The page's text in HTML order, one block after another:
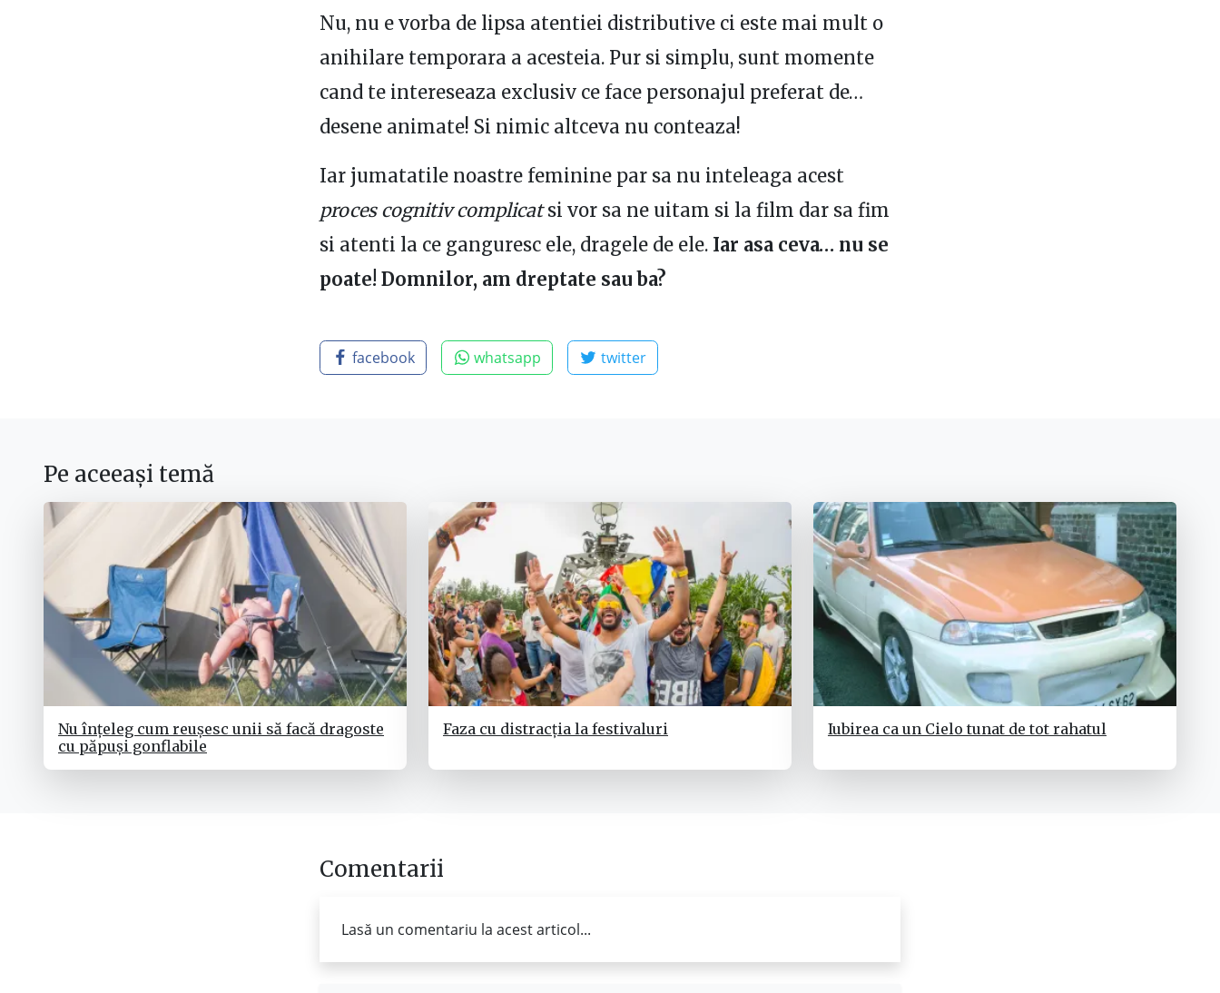
Nu, nu e vorba de lipsa atentiei distributive ci este mai mult o
anihilare temporara a acesteia. Pur si simplu, sunt momente
cand te intereseaza exclusiv ce face personajul preferat de…
desene animate! Si nimic altceva nu conteaza!
Iar jumatatile noastre feminine par sa nu inteleaga acest
proces cognitiv complicatsi vor sa ne uitam si la film dar sa fim
si atenti la ce ganguresc ele, dragele de ele. Iar asa ceva… nu se
poate! Domnilor, am dreptate sau ba?
facebook whatsapp twitter
Pe aceeași temă
Nu înțeleg cum reușesc unii să facă dragoste
cu păpuși gonflabile
Faza cu distracția la festivaluri Iubirea ca un Cielo tunat de tot rahatul
Comentarii
Lasă un comentariu la acest articol...